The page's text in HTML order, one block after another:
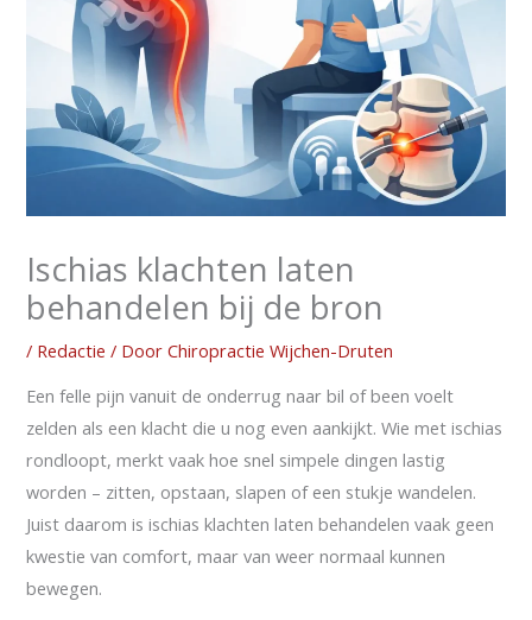
Ischias klachten laten
behandelen bij de bron
/ Redactie / DoorChiropractie Wijchen-Druten
Een felle pijn vanuit de onderrug naar bil of been voelt
zelden als een klacht die u nog even aankijkt. Wie met ischias
rondloopt, merkt vaak hoe snel simpele dingen lastig
worden – zitten, opstaan, slapen of een stukje wandelen.
Juist daarom is ischias klachten laten behandelen vaak geen
kwestie van comfort, maar van weer normaal kunnen
bewegen.